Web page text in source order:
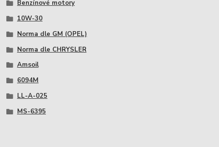
Benzínové motory
10W-30
Norma dle GM (OPEL)
Norma dle CHRYSLER
Amsoil
6094M
LL-A-025
MS-6395